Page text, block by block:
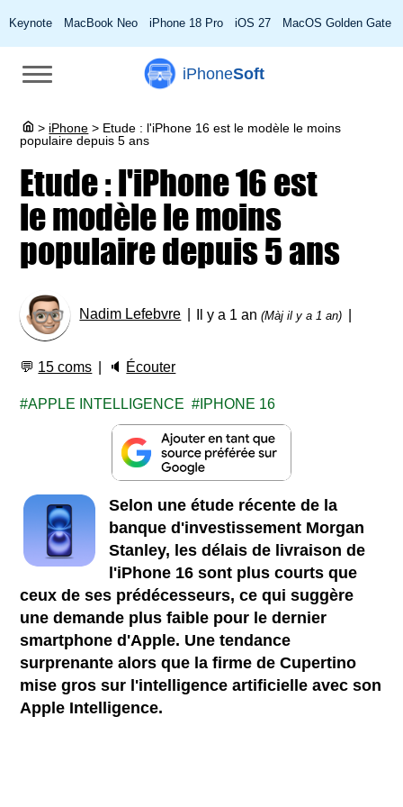
Keynote MacBook Neo iPhone 18 Pro iOS 27 MacOS Golden Gate
iPhoneSoft
> iPhone > Etude : l'iPhone 16 est le modèle le moins
populaire depuis 5 ans
Etude : l'iPhone 16 est
le modèle le moins
populaire depuis 5 ans
Nadim Lefebvre Il y a 1 an(Màj il y a 1 an)
💬 15 coms 🔈 Écouter
APPLE INTELLIGENCE IPHONE 16
Selon une étude récente de la
banque d'investissement Morgan
Stanley, les délais de livraison de
l'iPhone 16 sont plus courts que
ceux de ses prédécesseurs, ce qui suggère
une demande plus faible pour le dernier
smartphone d'Apple. Une tendance
surprenante alors que la firme de Cupertino
mise gros sur l'intelligence artificielle avec son
Apple Intelligence.